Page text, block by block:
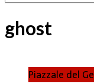
ghost
Piazzale del